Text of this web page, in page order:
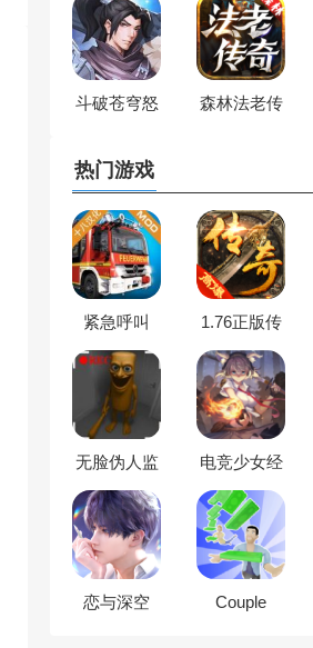
斗破苍穹怒
森林法老传
热门游戏
紧急呼叫
1.76正版传
无脸伪人监
电竞少女经
恋与深空
Couple